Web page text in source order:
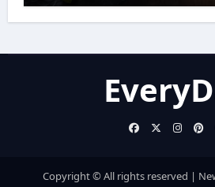
Copyright © All rights reserved |